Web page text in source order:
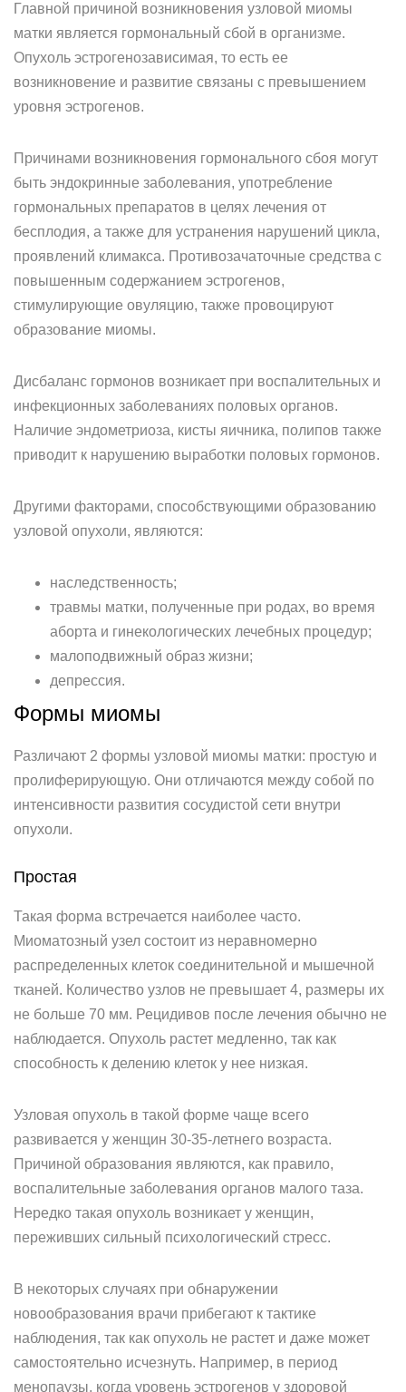
Главной причиной возникновения узловой миомы
матки является гормональный сбой в организме.
Опухоль эстрогенозависимая, то есть ее
возникновение и развитие связаны с превышением
уровня эстрогенов.
Причинами возникновения гормонального сбоя могут
быть эндокринные заболевания, употребление
гормональных препаратов в целях лечения от
бесплодия, а также для устранения нарушений цикла,
проявлений климакса. Противозачаточные средства с
повышенным содержанием эстрогенов,
стимулирующие овуляцию, также провоцируют
образование миомы.
Дисбаланс гормонов возникает при воспалительных и
инфекционных заболеваниях половых органов.
Наличие эндометриоза, кисты яичника, полипов также
приводит к нарушению выработки половых гормонов.
Другими факторами, способствующими образованию
узловой опухоли, являются:
наследственность;
травмы матки, полученные при родах, во время
аборта и гинекологических лечебных процедур;
малоподвижный образ жизни;
депрессия.
Формы миомы
Различают 2 формы узловой миомы матки: простую и
пролиферирующую. Они отличаются между собой по
интенсивности развития сосудистой сети внутри
опухоли.
Простая
Такая форма встречается наиболее часто.
Миоматозный узел состоит из неравномерно
распределенных клеток соединительной и мышечной
тканей. Количество узлов не превышает 4, размеры их
не больше 70 мм. Рецидивов после лечения обычно не
наблюдается. Опухоль растет медленно, так как
способность к делению клеток у нее низкая.
Узловая опухоль в такой форме чаще всего
развивается у женщин 30-35-летнего возраста.
Причиной образования являются, как правило,
воспалительные заболевания органов малого таза.
Нередко такая опухоль возникает у женщин,
переживших сильный психологический стресс.
В некоторых случаях при обнаружении
новообразования врачи прибегают к тактике
наблюдения, так как опухоль не растет и даже может
самостоятельно исчезнуть. Например, в период
менопаузы, когда уровень эстрогенов у здоровой